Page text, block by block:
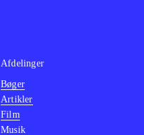
Afdelinger
Bøger
Artikler
Film
Musik